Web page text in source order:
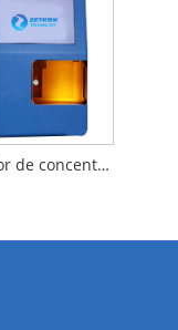
Medidor de concentración molar de presión osmótica